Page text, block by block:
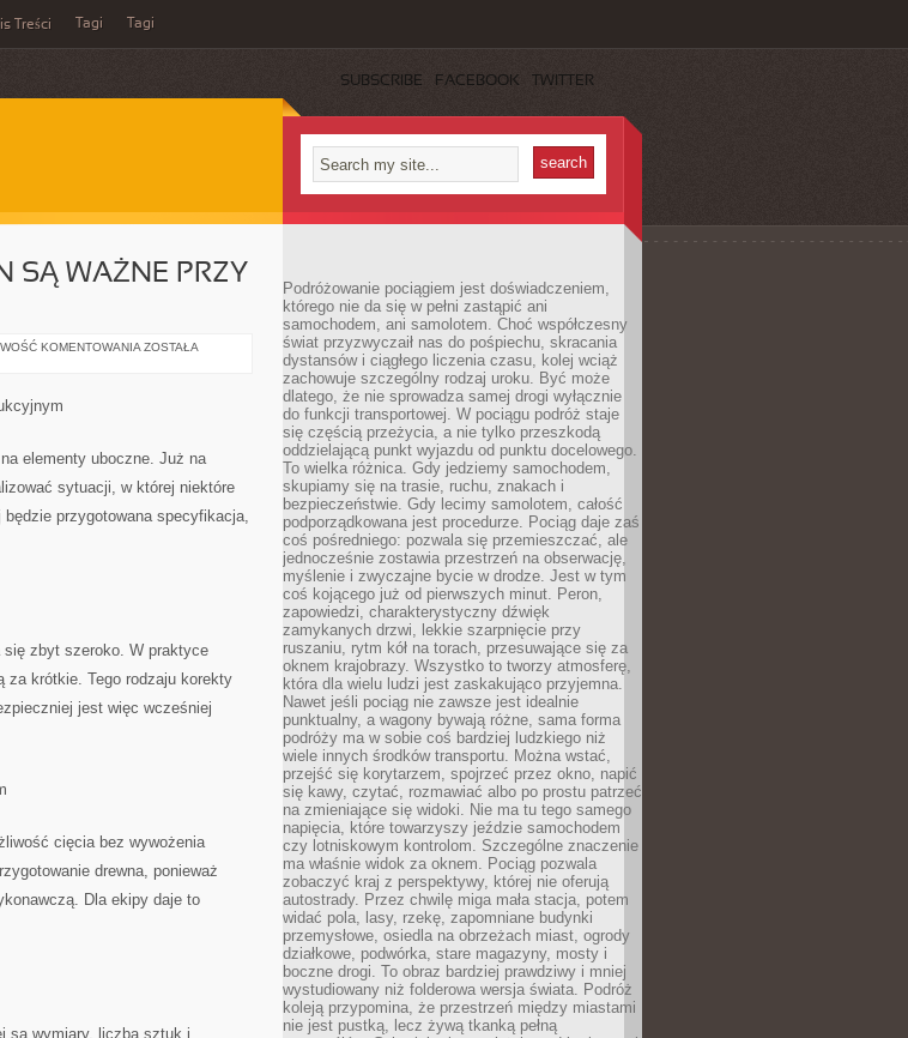
Treści Tagi Tagi
SUBSCRIBE FACEBOOK TWITTER
SĄ WAŻNE PRZY
KOMENTOWANIA DLACZEGO
ZOSTAŁA
elementy uboczne. Już na
sytuacji, w której niektóre
przygotowana specyfikacja,
się zbyt szeroko. W praktyce
za krótkie. Tego rodzaju korekty
jest więc wcześniej
cięcia bez wywożenia
drewna, ponieważ
Dla ekipy daje to
są wymiary, liczba sztuk i
Podróżowanie pociągiem jest doświadczeniem,
którego nie da się w pełni zastąpić ani
samochodem, ani samolotem. Choć współczesny
świat przyzwyczaił nas do pośpiechu, skracania
dystansów i ciągłego liczenia czasu, kolej wciąż
zachowuje szczególny rodzaj uroku. Być może
dlatego, że nie sprowadza samej drogi wyłącznie
do funkcji transportowej. W pociągu podróż staje
się częścią przeżycia, a nie tylko przeszkodą
oddzielającą punkt wyjazdu od punktu docelowego.
To wielka różnica. Gdy jedziemy samochodem,
skupiamy się na trasie, ruchu, znakach i
bezpieczeństwie. Gdy lecimy samolotem, całość
podporządkowana jest procedurze. Pociąg daje zaś
coś pośredniego: pozwala się przemieszczać, ale
jednocześnie zostawia przestrzeń na obserwację,
myślenie i zwyczajne bycie w drodze. Jest w tym
coś kojącego już od pierwszych minut. Peron,
zapowiedzi, charakterystyczny dźwięk
zamykanych drzwi, lekkie szarpnięcie przy
ruszaniu, rytm kół na torach, przesuwające się za
oknem krajobrazy. Wszystko to tworzy atmosferę,
która dla wielu ludzi jest zaskakująco przyjemna.
Nawet jeśli pociąg nie zawsze jest idealnie
punktualny, a wagony bywają różne, sama forma
podróży ma w sobie coś bardziej ludzkiego niż
wiele innych środków transportu. Można wstać,
przejść się korytarzem, spojrzeć przez okno, napić
się kawy, czytać, rozmawiać albo po prostu patrzeć
na zmieniające się widoki. Nie ma tu tego samego
napięcia, które towarzyszy jeździe samochodem
czy lotniskowym kontrolom. Szczególne znaczenie
ma właśnie widok za oknem. Pociąg pozwala
zobaczyć kraj z perspektywy, której nie oferują
autostrady. Przez chwilę miga mała stacja, potem
widać pola, lasy, rzekę, zapomniane budynki
przemysłowe, osiedla na obrzeżach miast, ogrody
działkowe, podwórka, stare magazyny, mosty i
boczne drogi. To obraz bardziej prawdziwy i mniej
wystudiowany niż folderowa wersja świata. Podróż
koleją przypomina, że przestrzeń między miastami
nie jest pustką, lecz żywą tkanką pełną